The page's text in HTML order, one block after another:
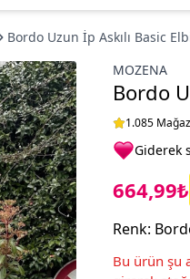
Bordo Uzun İp Askılı Basic
MOZENA
Bordo
1.085
Giderek
664,99₺
Renk:
Bu ürün şu